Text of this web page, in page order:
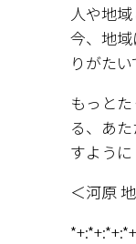
人や地
今、地
りがたい
もっと
る、あ
すように
＜河原